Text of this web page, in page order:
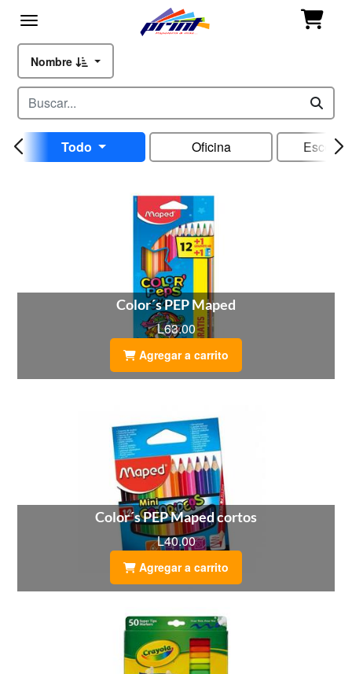
Nombre
Todo Oficina
Color´s PEP Maped
L63.00
Agregar a carrito
Color´s PEP Maped cortos
L40.00
Agregar a carrito